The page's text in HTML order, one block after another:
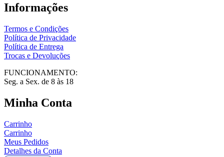
Informações
Termos e Condições
Política de Privacidade
Política de Entrega
Trocas e Devoluções
FUNCIONAMENTO:
Seg. a Sex. de 8 às 18
Minha Conta
Carrinho
Carrinho
Meus Pedidos
Detalhes da Conta